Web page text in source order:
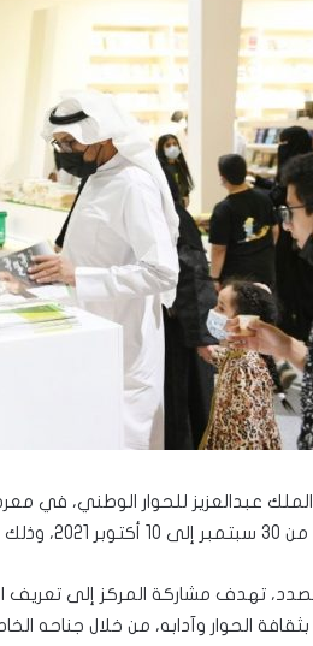
عبدالعزيز للحوار الوطني، في
في واجهة الرياض.
تهدف مشاركة المركز إلى تعريف
الحوار وآدابه، من خلال جناحه